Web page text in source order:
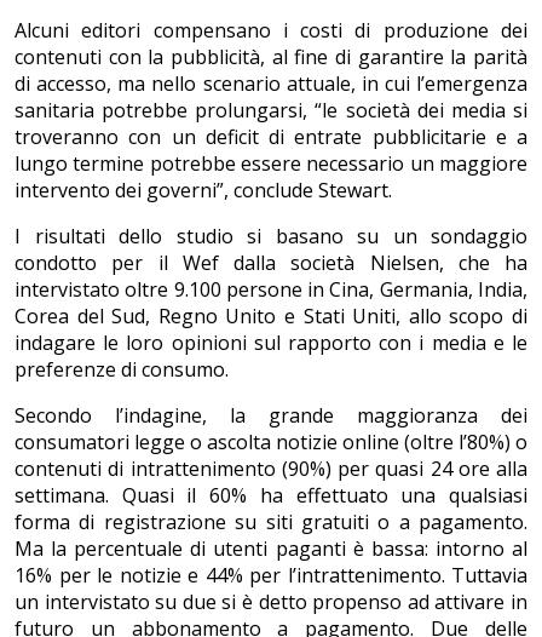
Alcuni editori compensano i costi di produzione dei
contenuti con la pubblicità, al fine di garantire la parità
di accesso, ma nello scenario attuale, in cui l’emergenza
sanitaria potrebbe prolungarsi, “le società dei media si
troveranno con un deficit di entrate pubblicitarie e a
lungo termine potrebbe essere necessario un maggiore
intervento dei governi”, conclude Stewart.
I risultati dello studio si basano su un sondaggio
condotto per il Wef dalla società Nielsen, che ha
intervistato oltre 9.100 persone in Cina, Germania, India,
Corea del Sud, Regno Unito e Stati Uniti, allo scopo di
indagare le loro opinioni sul rapporto con i media e le
preferenze di consumo.
Secondo l’indagine, la grande maggioranza dei
consumatori legge o ascolta notizie online (oltre l’80%) o
contenuti di intrattenimento (90%) per quasi 24 ore alla
settimana. Quasi il 60% ha effettuato una qualsiasi
forma di registrazione su siti gratuiti o a pagamento.
Ma la percentuale di utenti paganti è bassa: intorno al
16% per le notizie e 44% per l’intrattenimento. Tuttavia
un intervistato su due si è detto propenso ad attivare in
futuro un abbonamento a pagamento. Due delle